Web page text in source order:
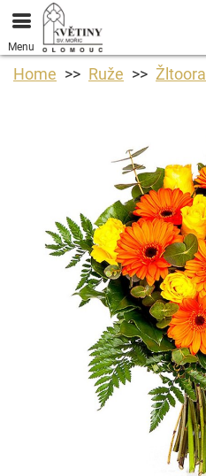
Menu
Home Ruže